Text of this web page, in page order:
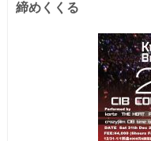
締めくくる